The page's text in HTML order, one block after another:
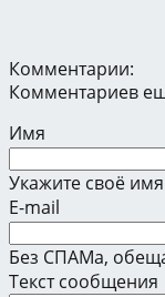
Комментарии:
Комментариев
Имя
Укажите своё
E-mail
Без СПАМа,
Текст сообщения